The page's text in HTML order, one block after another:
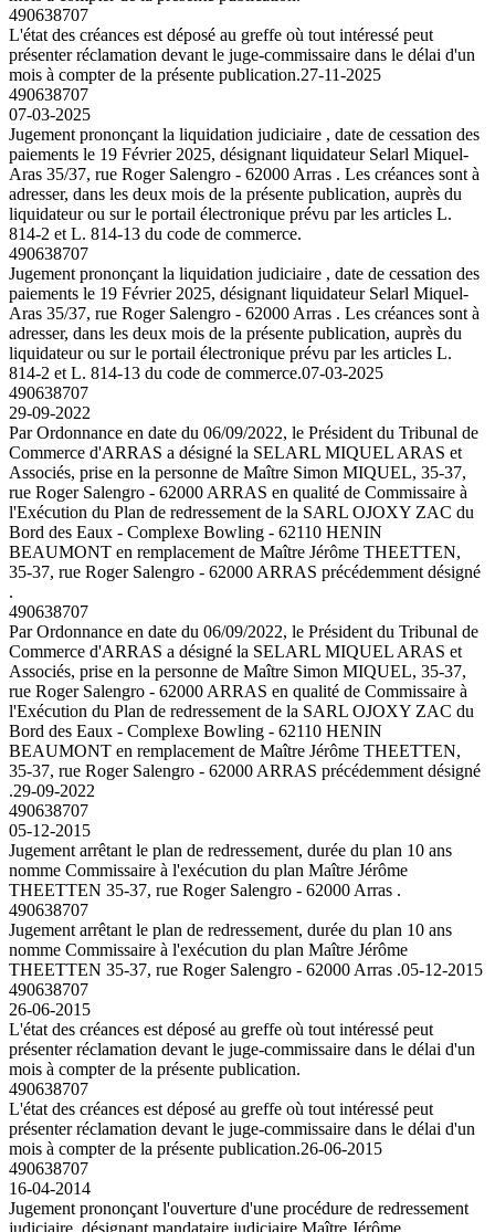
490638707
L'état des créances est déposé au greffe où tout intéressé peut
présenter réclamation devant le juge-commissaire dans le délai d'un
mois à compter de la présente publication.27-11-2025
490638707
07-03-2025
Jugement prononçant la liquidation judiciaire , date de cessation des
paiements le 19 Février 2025, désignant liquidateur Selarl Miquel-
Aras 35/37, rue Roger Salengro - 62000 Arras . Les créances sont à
adresser, dans les deux mois de la présente publication, auprès du
liquidateur ou sur le portail électronique prévu par les articles L.
814-2 et L. 814-13 du code de commerce.
490638707
Jugement prononçant la liquidation judiciaire , date de cessation des
paiements le 19 Février 2025, désignant liquidateur Selarl Miquel-
Aras 35/37, rue Roger Salengro - 62000 Arras . Les créances sont à
adresser, dans les deux mois de la présente publication, auprès du
liquidateur ou sur le portail électronique prévu par les articles L.
814-2 et L. 814-13 du code de commerce.07-03-2025
490638707
29-09-2022
Par Ordonnance en date du 06/09/2022, le Président du Tribunal de
Commerce d'ARRAS a désigné la SELARL MIQUEL ARAS et
Associés, prise en la personne de Maître Simon MIQUEL, 35-37,
rue Roger Salengro - 62000 ARRAS en qualité de Commissaire à
l'Exécution du Plan de redressement de la SARL OJOXY ZAC du
Bord des Eaux - Complexe Bowling - 62110 HENIN
BEAUMONT en remplacement de Maître Jérôme THEETTEN,
35-37, rue Roger Salengro - 62000 ARRAS précédemment désigné
.
490638707
Par Ordonnance en date du 06/09/2022, le Président du Tribunal de
Commerce d'ARRAS a désigné la SELARL MIQUEL ARAS et
Associés, prise en la personne de Maître Simon MIQUEL, 35-37,
rue Roger Salengro - 62000 ARRAS en qualité de Commissaire à
l'Exécution du Plan de redressement de la SARL OJOXY ZAC du
Bord des Eaux - Complexe Bowling - 62110 HENIN
BEAUMONT en remplacement de Maître Jérôme THEETTEN,
35-37, rue Roger Salengro - 62000 ARRAS précédemment désigné
.29-09-2022
490638707
05-12-2015
Jugement arrêtant le plan de redressement, durée du plan 10 ans
nomme Commissaire à l'exécution du plan Maître Jérôme
THEETTEN 35-37, rue Roger Salengro - 62000 Arras .
490638707
Jugement arrêtant le plan de redressement, durée du plan 10 ans
nomme Commissaire à l'exécution du plan Maître Jérôme
THEETTEN 35-37, rue Roger Salengro - 62000 Arras .05-12-2015
490638707
26-06-2015
L'état des créances est déposé au greffe où tout intéressé peut
présenter réclamation devant le juge-commissaire dans le délai d'un
mois à compter de la présente publication.
490638707
L'état des créances est déposé au greffe où tout intéressé peut
présenter réclamation devant le juge-commissaire dans le délai d'un
mois à compter de la présente publication.26-06-2015
490638707
16-04-2014
Jugement prononçant l'ouverture d'une procédure de redressement
judiciaire, désignant mandataire judiciaire Maître Jérôme